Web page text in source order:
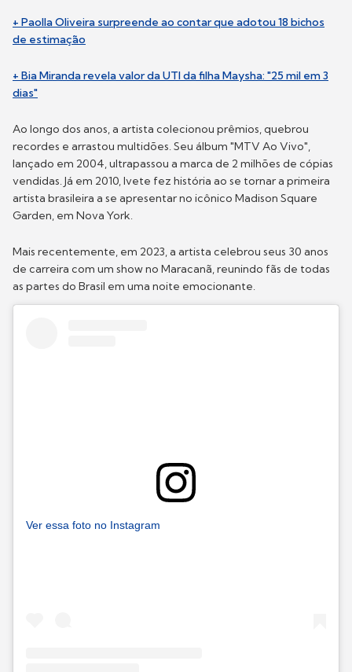
+ Paolla Oliveira surpreende ao contar que adotou 18 bichos
de estimação
+ Bia Miranda revela valor da UTI da filha Maysha: "25 mil em 3
dias"
Ao longo dos anos, a artista colecionou prêmios, quebrou
recordes e arrastou multidões. Seu álbum "MTV Ao Vivo",
lançado em 2004, ultrapassou a marca de 2 milhões de cópias
vendidas. Já em 2010, Ivete fez história ao se tornar a primeira
artista brasileira a se apresentar no icônico Madison Square
Garden, em Nova York.
Mais recentemente, em 2023, a artista celebrou seus 30 anos
de carreira com um show no Maracanã, reunindo fãs de todas
as partes do Brasil em uma noite emocionante.
Ver essa foto no Instagram